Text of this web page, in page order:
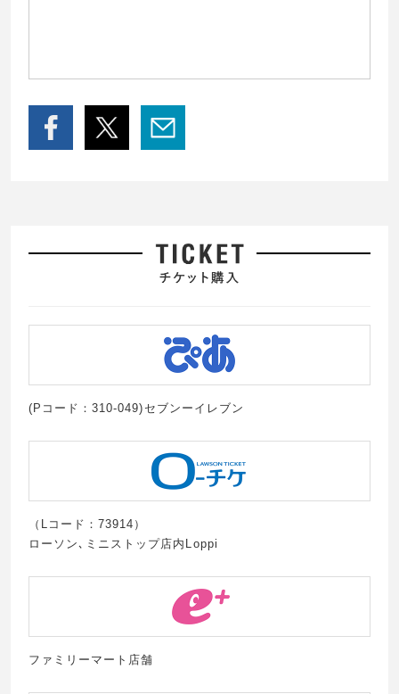
(Pコード：310-049)セブンーイレブン
（Lコード：73914）
ローソン､ミニストップ店内Loppi
ファミリーマート店舗